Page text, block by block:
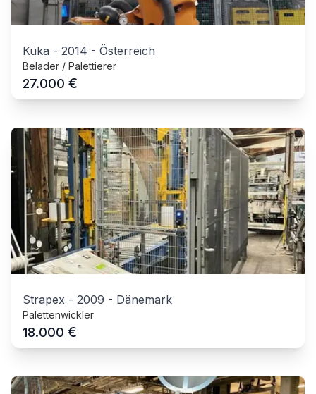
Kuka - 2014 - Österreich
Belader / Palettierer
27.000 €
Strapex - 2009 - Dänemark
Palettenwickler
18.000 €